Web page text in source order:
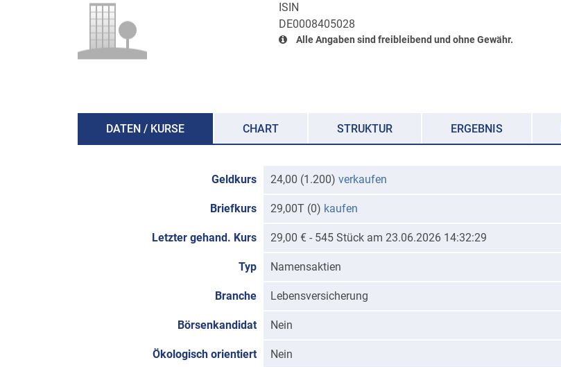
ISIN
DE0008405028
Alle Angaben sind freibleibend und ohne Gewähr.
DATEN / KURSE CHART STRUKTUR ERGEBNIS
Geldkurs 24,00 (1.200) verkaufen
Briefkurs 29,00T (0) kaufen
Letzter gehand. Kurs 29,00 € - 545 Stück am 23.06.2026 14:32:29
Typ Namensaktien
Branche Lebensversicherung
Börsenkandidat Nein
Ökologisch orientiert Nein